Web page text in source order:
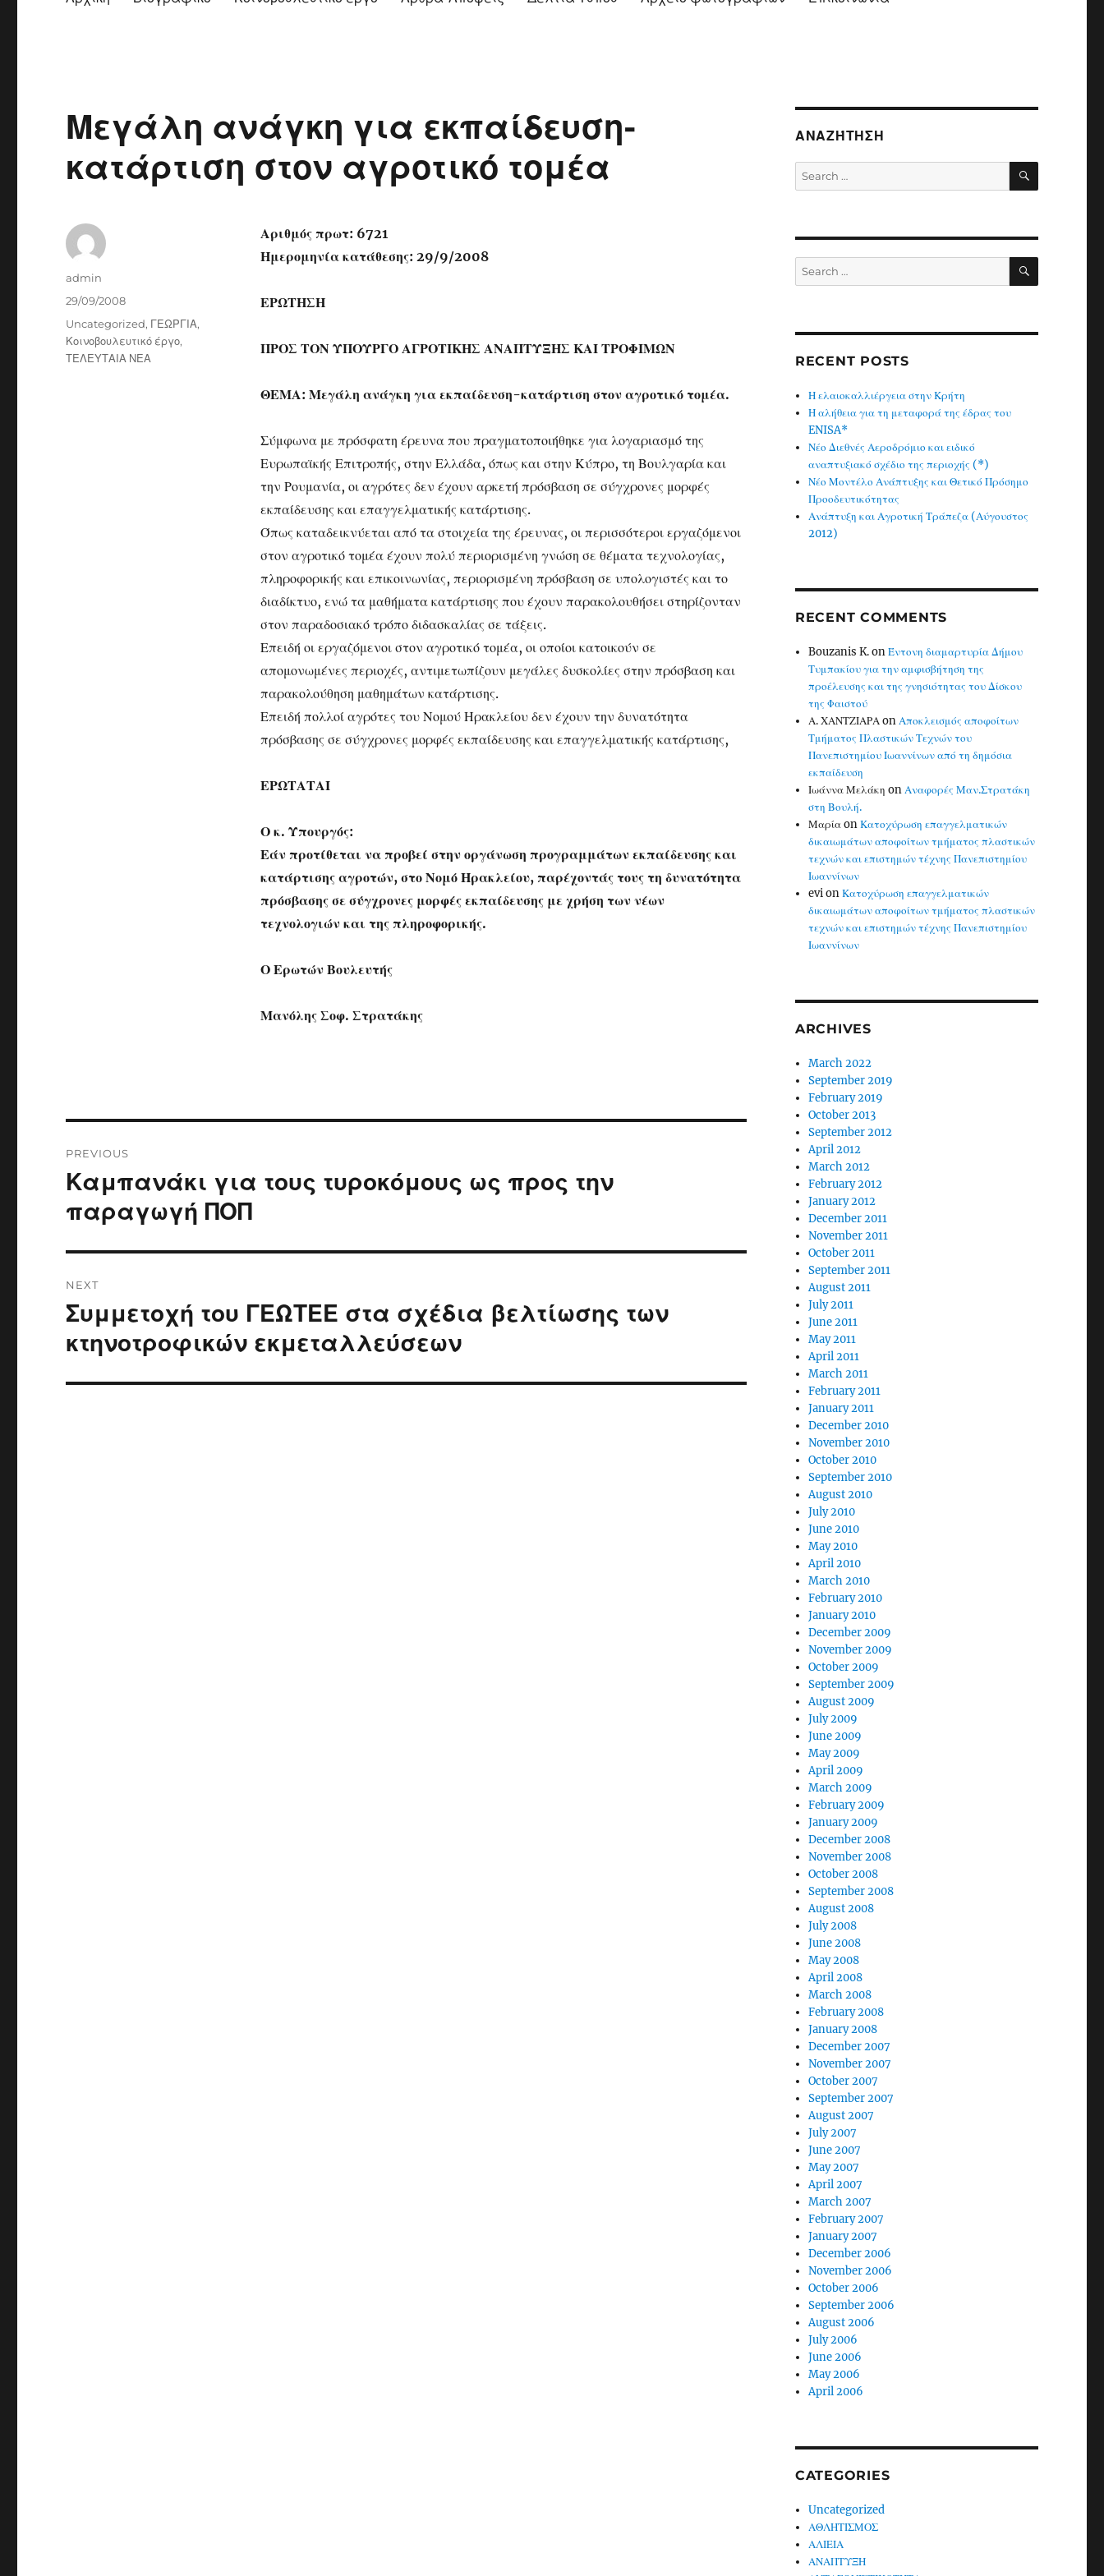
Μεγάλη ανάγκη για εκπαίδευση-
κατάρτιση στον αγροτικό τομέα
Αριθμός πρωτ: 6721
Ημερομηνία κατάθεσης: 29/9/2008
ΕΡΩΤΗΣΗ
ΠΡΟΣ ΤΟΝ ΥΠΟΥΡΓΟ ΑΓΡΟΤΙΚΗΣ ΑΝΑΠΤΥΞΗΣ ΚΑΙ ΤΡΟΦΙΜΩΝ
ΘΕΜΑ: Μεγάλη ανάγκη για εκπαίδευση-κατάρτιση στον αγροτικό τομέα.
Σύμφωνα με πρόσφατη έρευνα που πραγματοποιήθηκε για λογαριασμό της
Ευρωπαϊκής Επιτροπής, στην Ελλάδα, όπως και στην Κύπρο, τη Βουλγαρία και
την Ρουμανία, οι αγρότες δεν έχουν αρκετή πρόσβαση σε σύγχρονες μορφές
εκπαίδευσης και επαγγελματικής κατάρτισης.
Όπως καταδεικνύεται από τα στοιχεία της έρευνας, οι περισσότεροι εργαζόμενοι
στον αγροτικό τομέα έχουν πολύ περιορισμένη γνώση σε θέματα τεχνολογίας,
πληροφορικής και επικοινωνίας, περιορισμένη πρόσβαση σε υπολογιστές και το
διαδίκτυο, ενώ τα μαθήματα κατάρτισης που έχουν παρακολουθήσει στηρίζονταν
στον παραδοσιακό τρόπο διδασκαλίας σε τάξεις.
Επειδή οι εργαζόμενοι στον αγροτικό τομέα, οι οποίοι κατοικούν σε
απομονωμένες περιοχές, αντιμετωπίζουν μεγάλες δυσκολίες στην πρόσβαση και
παρακολούθηση μαθημάτων κατάρτισης.
Επειδή πολλοί αγρότες του Νομού Ηρακλείου δεν έχουν την δυνατότητα
πρόσβασης σε σύγχρονες μορφές εκπαίδευσης και επαγγελματικής κατάρτισης,
ΕΡΩΤΑΤΑΙ
Ο κ. Υπουργός:
Εάν προτίθεται να προβεί στην οργάνωση προγραμμάτων εκπαίδευσης και
κατάρτισης αγροτών, στο Νομό Ηρακλείου, παρέχοντάς τους τη δυνατότητα
πρόσβασης σε σύγχρονες μορφές εκπαίδευσης με χρήση των νέων
τεχνολογιών και της πληροφορικής.
Ο Ερωτών Βουλευτής
Μανόλης Σοφ. Στρατάκης
Author
admin
Posted
29/09/2008
Categories
Uncategorized, ΓΕΩΡΓΙΑ,
Κοινοβουλευτικό έργο,
ΤΕΛΕΥΤΑΙΑ ΝΕΑ
navigation
PREVIOUS
Previous
Καμπανάκι για τους τυροκόμους ως προς την
παραγωγή ΠΟΠ
NEXT
Next
Συμμετοχή του ΓΕΩΤΕΕ στα σχέδια βελτίωσης των
κτηνοτροφικών εκμεταλλεύσεων
ΑΝΑΖΉΤΗΣΗ
Search
for:
SEARCH
Search
for:
SEARCH
RECENT POSTS
Η ελαιοκαλλιέργεια στην Κρήτη
Η αλήθεια για τη μεταφορά της έδρας του
ENISA*
Νέο Διεθνές Αεροδρόμιο και ειδικό
αναπτυξιακό σχέδιο της περιοχής (*)
Νέο Μοντέλο Ανάπτυξης και Θετικό Πρόσημο
Προοδευτικότητας
Ανάπτυξη και Αγροτική Τράπεζα (Αύγουστος
2012)
RECENT COMMENTS
Bouzanis K.onΈντονη διαμαρτυρία Δήμου
Τυμπακίου για την αμφισβήτηση της
προέλευσης και της γνησιότητας του Δίσκου
της Φαιστού
Α. ΧΑΝΤΖΙΑΡΑonΑποκλεισμός αποφοίτων
Τμήματος Πλαστικών Τεχνών του
Πανεπιστημίου Ιωαννίνων από τη δημόσια
εκπαίδευση
Ιωάννα Μελάκη onΑναφορές Μαν.Στρατάκη
στη Βουλή.
ΜαρίαonΚατοχύρωση επαγγελματικών
δικαιωμάτων αποφοίτων τμήματος πλαστικών
τεχνών και επιστημών τέχνης Πανεπιστημίου
Ιωαννίνων
evionΚατοχύρωση επαγγελματικών
δικαιωμάτων αποφοίτων τμήματος πλαστικών
τεχνών και επιστημών τέχνης Πανεπιστημίου
Ιωαννίνων
ARCHIVES
March 2022
September 2019
February 2019
October 2013
September 2012
April 2012
March 2012
February 2012
January 2012
December 2011
November 2011
October 2011
September 2011
August 2011
July 2011
June 2011
May 2011
April 2011
March 2011
February 2011
January 2011
December 2010
November 2010
October 2010
September 2010
August 2010
July 2010
June 2010
May 2010
April 2010
March 2010
February 2010
January 2010
December 2009
November 2009
October 2009
September 2009
August 2009
July 2009
June 2009
May 2009
April 2009
March 2009
February 2009
January 2009
December 2008
November 2008
October 2008
September 2008
August 2008
July 2008
June 2008
May 2008
April 2008
March 2008
February 2008
January 2008
December 2007
November 2007
October 2007
September 2007
August 2007
July 2007
June 2007
May 2007
April 2007
March 2007
February 2007
January 2007
December 2006
November 2006
October 2006
September 2006
August 2006
July 2006
June 2006
May 2006
April 2006
CATEGORIES
Uncategorized
ΑΘΛΗΤΙΣΜΟΣ
ΑΛΙΕΙΑ
ΑΝΑΠΤΥΞΗ